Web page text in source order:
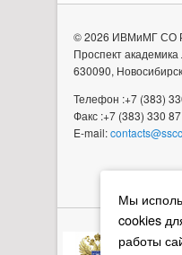
Мы
cookies
работы
© 2026 ИВМиМГ СО
Проспект
630090,
Телефон :+7 (383)
Факс :+7 (383) 330
E-mail: